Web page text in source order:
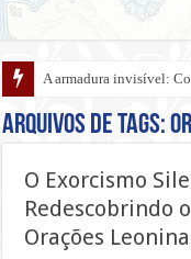
A armadura invisível:
Arquivos de tags:
O Exorcismo
Redescobrindo
Orações